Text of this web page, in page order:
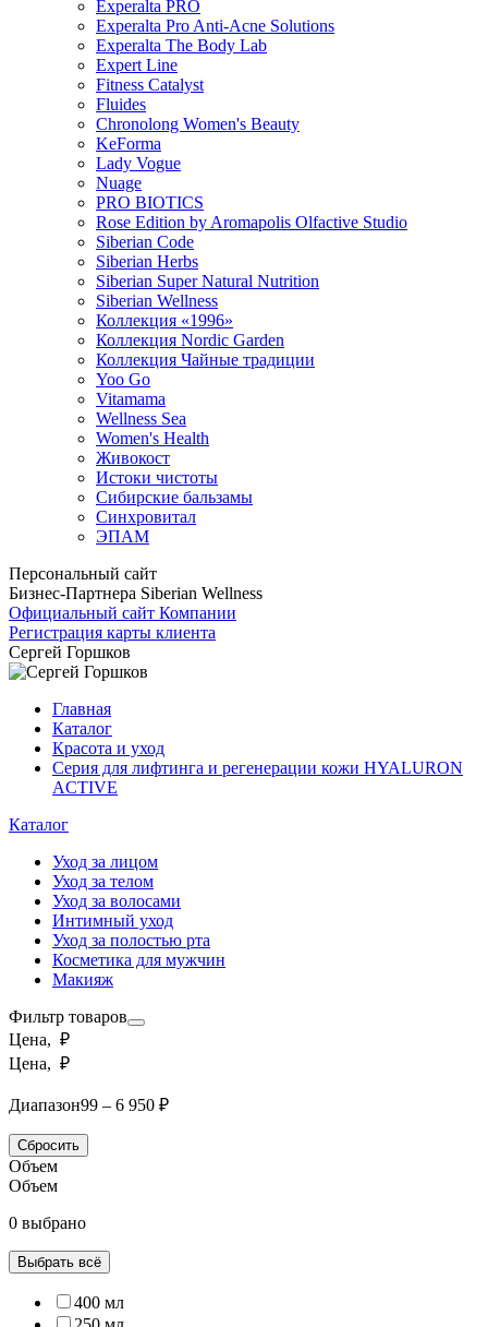
Experalta PRO
Experalta Pro Anti-Acne Solutions
Experalta The Body Lab
Expert Line
Fitness Catalyst
Fluides
Chronolong Women's Beauty
KeForma
Lady Vogue
Nuage
PRO BIOTICS
Rose Edition by Aromapolis Olfactive Studio
Siberian Code
Siberian Herbs
Siberian Super Natural Nutrition
Siberian Wellness
Коллекция «1996»
Коллекция Nordic Garden
Коллекция Чайные традиции
Yoo Go
Vitamama
Wellness Sea
Women's Health
Живокост
Истоки чистоты
Сибирские бальзамы
Синхровитал
ЭПАМ
Персональный сайт
Бизнес-Партнера Siberian Wellness
Официальный сайт Компании
Регистрация карты клиента
Сергей Горшков
Главная
Каталог
Красота и уход
Серия для лифтинга и регенерации кожи HYALURON
ACTIVE
Каталог
Уход за лицом
Уход за телом
Уход за волосами
Интимный уход
Уход за полостью рта
Косметика для мужчин
Макияж
Фильтр товаров
Цена, ₽
Цена, ₽
Диапазон99 – 6 950 ₽
Сбросить
Объем
Объем
0 выбрано
Выбрать всё
400 мл